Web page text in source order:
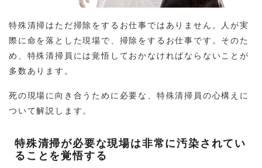
特殊清掃はただ掃除をするお仕事ではありません。人が実
際に命を落とした現場で、掃除をするお仕事です。そのた
め、特殊清掃員には覚悟しておかなければならないことが
多数あります。
死の現場に向き合うために必要な、特殊清掃員の心構えに
ついて解説します。
特殊清掃が必要な現場は非常に汚染されてい
ることを覚悟する